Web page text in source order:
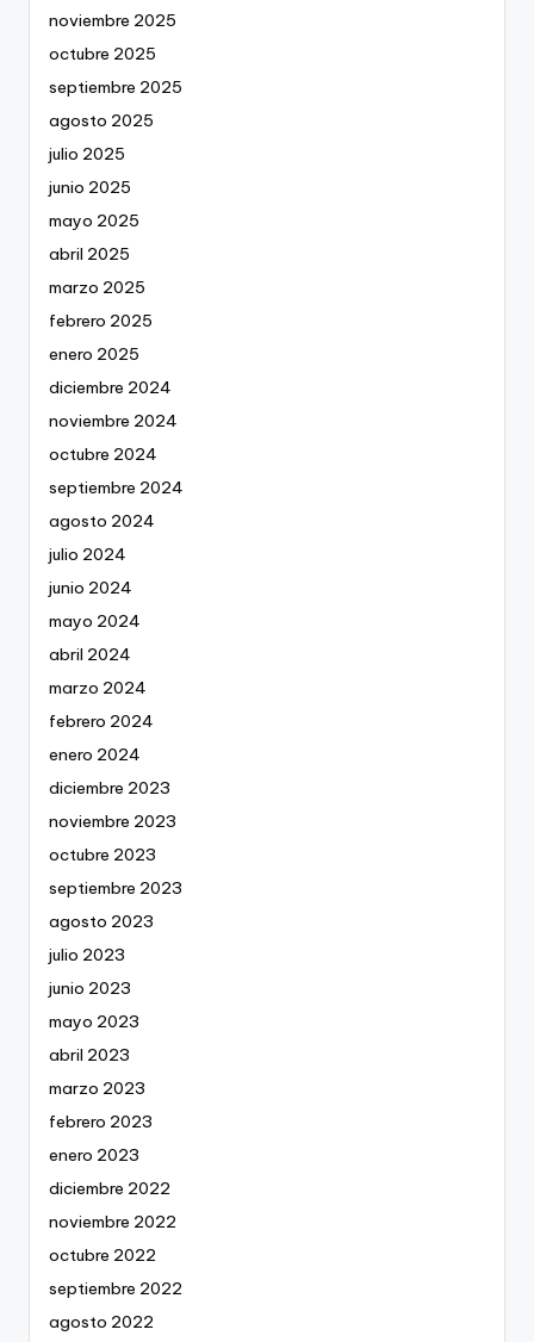
noviembre 2025
octubre 2025
septiembre 2025
agosto 2025
julio 2025
junio 2025
mayo 2025
abril 2025
marzo 2025
febrero 2025
enero 2025
diciembre 2024
noviembre 2024
octubre 2024
septiembre 2024
agosto 2024
julio 2024
junio 2024
mayo 2024
abril 2024
marzo 2024
febrero 2024
enero 2024
diciembre 2023
noviembre 2023
octubre 2023
septiembre 2023
agosto 2023
julio 2023
junio 2023
mayo 2023
abril 2023
marzo 2023
febrero 2023
enero 2023
diciembre 2022
noviembre 2022
octubre 2022
septiembre 2022
agosto 2022